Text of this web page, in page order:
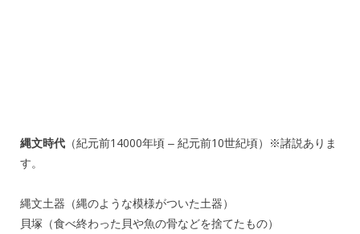
縄文時代 （紀元前14000年頃 ‒ 紀元前10世紀頃）※諸説ありま
す。
縄文土器（縄のような模様がついた土器）
貝塚（食べ終わった貝や魚の骨などを捨てたもの）